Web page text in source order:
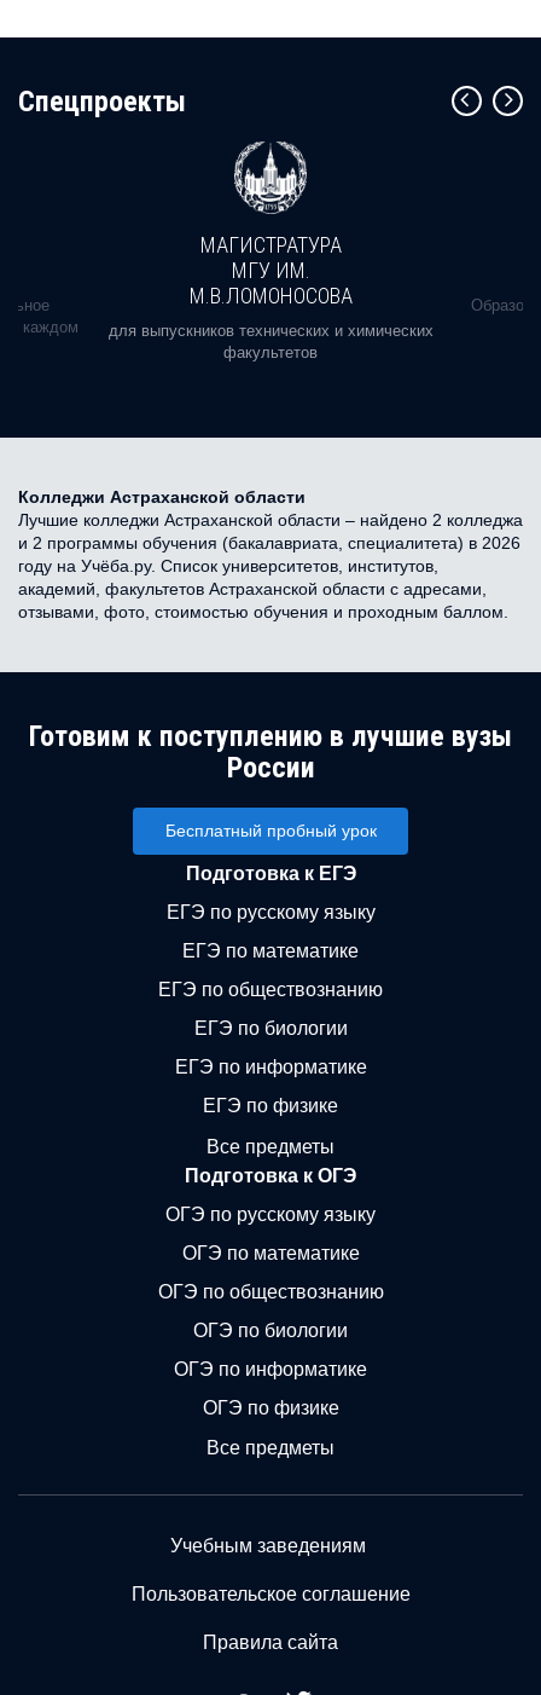
Cпецпроекты
в каждом
МАГИСТРАТУРА
МГУ ИМ.
М.В.ЛОМОНОСОВА
для выпускников технических и химических
факультетов
Колледжи Астраханской области
Лучшие колледжи Астраханской области – найдено 2 колледжа
и 2 программы обучения (бакалавриата, специалитета) в 2026
году на Учёба.ру. Список университетов, институтов,
академий, факультетов Астраханской области с адресами,
отзывами, фото, стоимостью обучения и проходным баллом.
Готовим к поступлению в лучшие вузы
России
Бесплатный пробный урок
Подготовка к ЕГЭ
ЕГЭ по русскому языку
ЕГЭ по математике
ЕГЭ по обществознанию
ЕГЭ по биологии
ЕГЭ по информатике
ЕГЭ по физике
Все предметы
Подготовка к ОГЭ
ОГЭ по русскому языку
ОГЭ по математике
ОГЭ по обществознанию
ОГЭ по биологии
ОГЭ по информатике
ОГЭ по физике
Все предметы
Учебным заведениям
Пользовательское соглашение
Правила сайта